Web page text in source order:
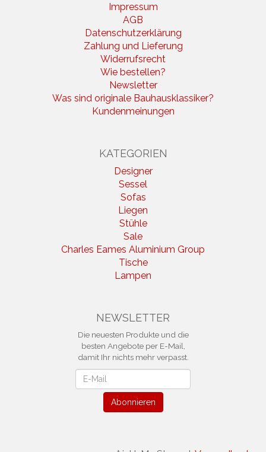
Impressum
AGB
Datenschutzerklärung
Zahlung und Lieferung
Widerrufsrecht
Wie bestellen?
Newsletter
Was sind originale Bauhausklassiker?
Kundenmeinungen
KATEGORIEN
Designer
Sessel
Sofas
Liegen
Stühle
Sale
Charles Eames Aluminium Group
Tische
Lampen
NEWSLETTER
Die neuesten Produkte und die
besten Angebote per E-Mail,
damit Ihr nichts mehr verpasst.
Abonnieren